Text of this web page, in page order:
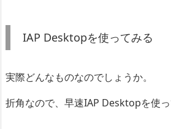
IAP Desktopを使ってみる
実際どんなものなのでしょうか。
折角なので、早速IAP Desktopを使っ